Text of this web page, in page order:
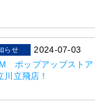
らせ
2024-07-03
ポップアップスト
川立飛店！